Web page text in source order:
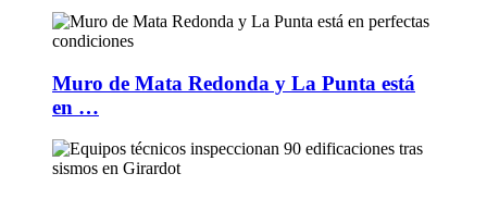
Muro de Mata Redonda y La Punta está
en …